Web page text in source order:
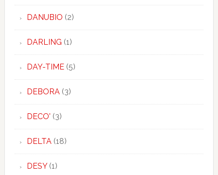
DANUBIO (2)
DARLING (1)
DAY-TIME(5)
DEBORA(3)
DECO' (3)
DELTA(18)
DESY(1)